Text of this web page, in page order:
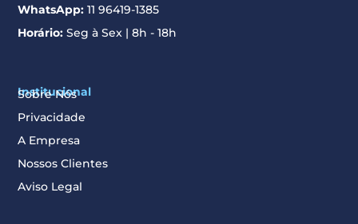
Institucional
Sobre Nós
Privacidade
A Empresa
Nossos Clientes
Aviso Legal
WhatsApp: 11 96419-1385
Horário: Seg à Sex | 8h - 18h